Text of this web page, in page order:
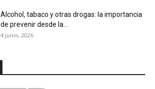
Alcohol, tabaco y otras drogas: la importancia
de prevenir desde la...
4 junio, 2026